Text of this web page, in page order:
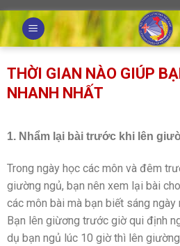
Skip
to
content
THỜI GIAN NÀO GIÚP
NHANH NHẤT
1. Nhẩm lại bài trước khi lên
Trong ngày học các môn và đêm
giường ngủ, bạn nên xem lại bài
các môn bài mà bạn biết sáng ngày
Bạn lên giừơng trước giờ qui định
dụ bạn ngủ lúc 10 giờ thì lên